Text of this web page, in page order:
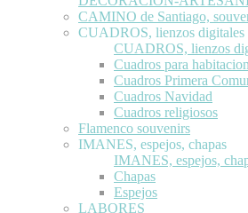
CAMINO de Santiago,
CUADROS, lienzos digitales
CUADROS, lienzos
Cuadros para
Cuadros Primera
Cuadros Navidad
Cuadros religiosos
Flamenco souvenirs
IMANES, espejos, chapas
IMANES, espejos,
Chapas
Espejos
LABORES